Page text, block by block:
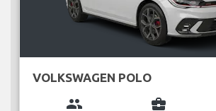
VOLKSWAGEN POLO
group business_center